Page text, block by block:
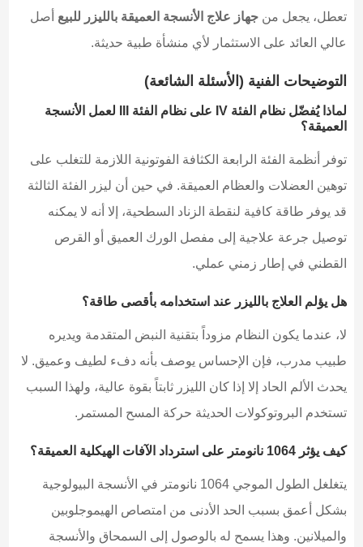
تعطل، يجعل من جهاز علاج الأنسجة العميقة بالليزر للبيع أصل
عالي العائد على الاستثمار لأي منشأة طبية حديثة.
التوضيحات الفنية (الأسئلة الشائعة)
لماذا يُفضّل نظام الفئة IV على نظام الفئة III لعمل الأنسجة
العميقة؟
توفر أنظمة الفئة الرابعة الكثافة الفوتونية اللازمة للتغلب على
توهين العضلات والعظام العميقة. في حين أن ليزر الفئة الثالثة
قد يوفر طاقة كافية لنقطة الزناد السطحية، إلا أنه لا يمكنه
توصيل جرعة علاجية إلى مفصل الورك العميق أو القرص
القطني في إطار زمني عملي.
هل يؤلم العلاج بالليزر عند استخدامه بأقصى طاقة؟
لا، عندما يكون النظام مزوداً بتقنية النبض المتقدمة ويديره
طبيب مدرب، فإن الإحساس يوصف بأنه دفء لطيف وعميق. لا
يحدث الألم الحاد إلا إذا كان الليزر ثابتاً بقوة عالية، ولهذا السبب
تستخدم البروتوكولات الحديثة حركة المسح المستمر.
كيف يؤثر 1064 نانومتر على استرداد الآفات الهيكلية العميقة؟
يتغلغل الطول الموجي 1064 نانومتر في الأنسجة البيولوجية
بشكل أعمق بسبب الحد الأدنى من امتصاص الهيموجلوبين
والميلانين. وهذا يسمح له بالوصول إلى السمحاق والأنسجة